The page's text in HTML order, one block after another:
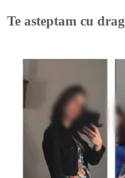
Te asteptam cu drag